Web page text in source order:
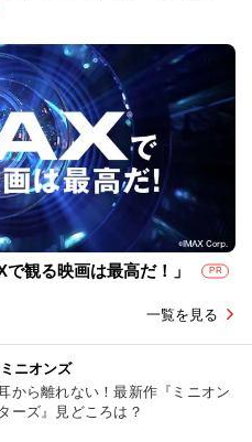
観る映画は最高だ！」 PR
一覧を見る
ニオンズ
から離れない！最新作『ミニオン
ーズ』見どころは？